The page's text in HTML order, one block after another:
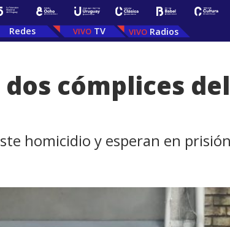
Redes TV Radios
dos cómplices
homicidio y esperan en